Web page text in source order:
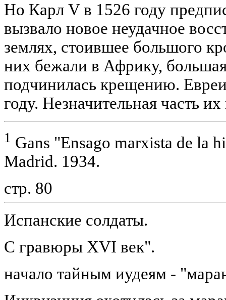
Но Карл V в 1526 году
вызвало новое неудачное
землях, стоившее большого
них бежали в Африку,
подчинилась крещению.
году. Незначительная часть
1 Gans "Ensago marxista de la
Madrid. 1934.
стр. 80
Испанские солдаты.
С гравюры XVI век".
начало тайным иудеям -